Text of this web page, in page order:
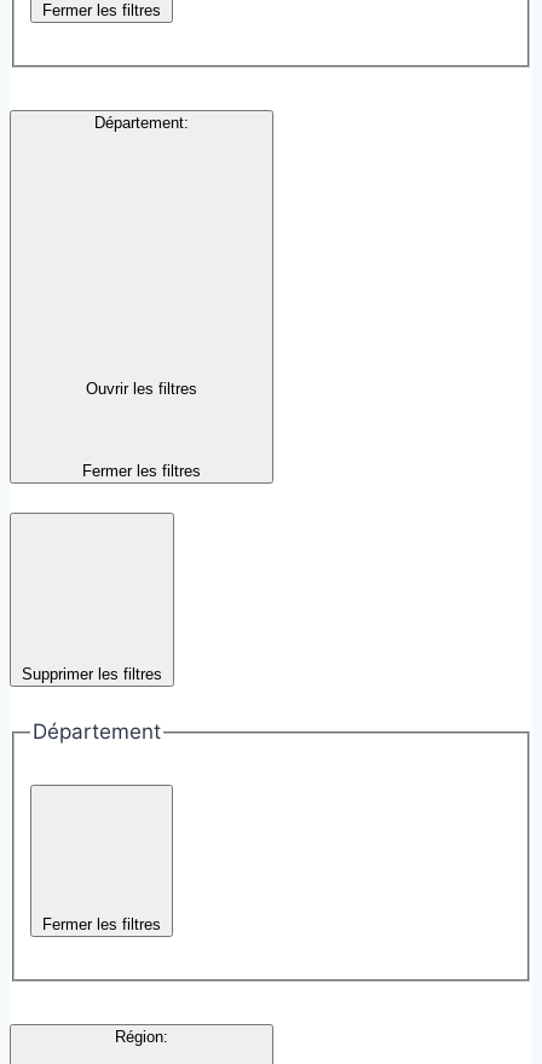
Fermer les filtres
Département:
Ouvrir les filtres
Fermer les filtres
Supprimer les filtres
Département
Fermer les filtres
Région: